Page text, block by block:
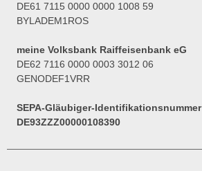
DE61 7115 0000 0000 1008 59
BYLADEM1ROS
meine Volksbank Raiffeisenbank eG
DE62 7116 0000 0003 3012 06
GENODEF1VRR
SEPA-Gläubiger-Identifikationsnummer
DE93ZZZ00000108390